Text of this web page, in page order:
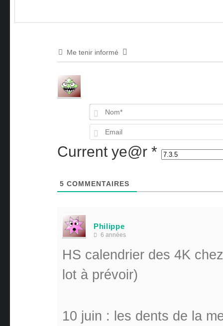
Me tenir informé
Current ye@r *
5 COMMENTAIRES
Philippe
6 années
HS calendrier des 4K
lot à prévoir)
10 juin : les dents de la